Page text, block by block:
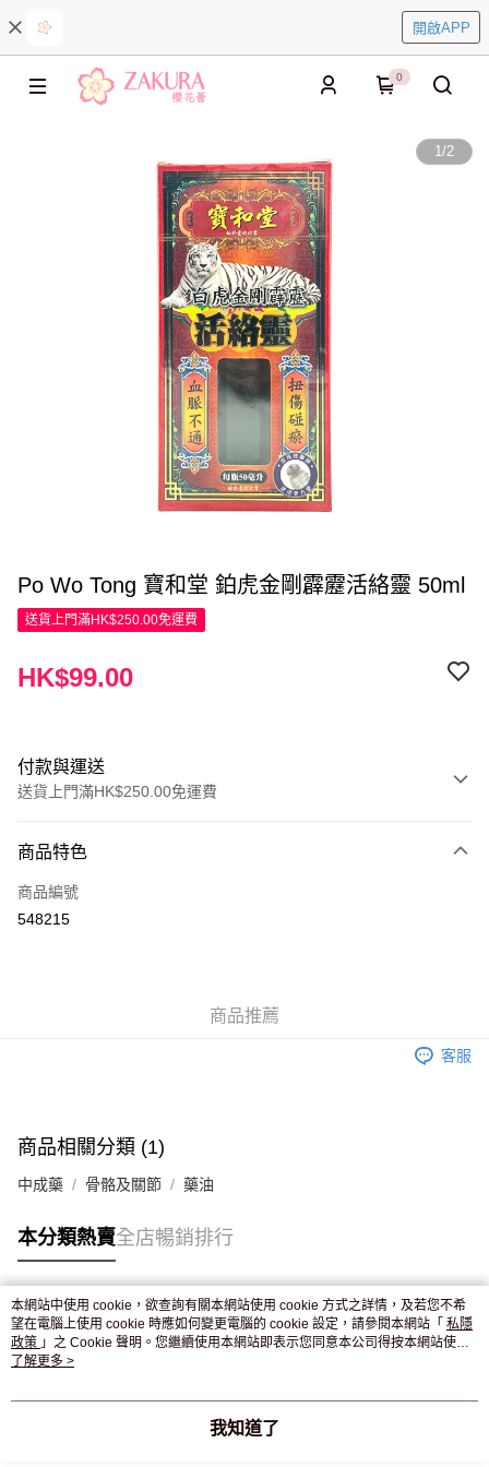
開啟APP
0
1/2
Po Wo Tong 寶和堂 鉑虎金剛霹靂活絡靈 50ml
送貨上門滿HK$250.00免運費
HK$99.00
付款與運送
送貨上門滿HK$250.00免運費
信用卡
Apple Pay
付款後門市自取，訂單確認後2-4個工作天到店，7天內取。逾期後
商品特色
商品編號
548215
商品推薦
客服
商品相關分類 (1)
中成藥 骨骼及關節 藥油
本分類熱賣全店暢銷排行
熱門標籤
熱銷排行
本網站中使用 cookie，欲查詢有關本網站使用 cookie 方式之詳情，及若您不希
望在電腦上使用 cookie 時應如何變更電腦的 cookie 設定，請參閱本網站「 私隱
政策 」之 Cookie 聲明。您繼續使用本網站即表示您同意本公司得按本網站使用
條款之 Cookie 聲明使用 cookie。
了解更多 >
我知道了